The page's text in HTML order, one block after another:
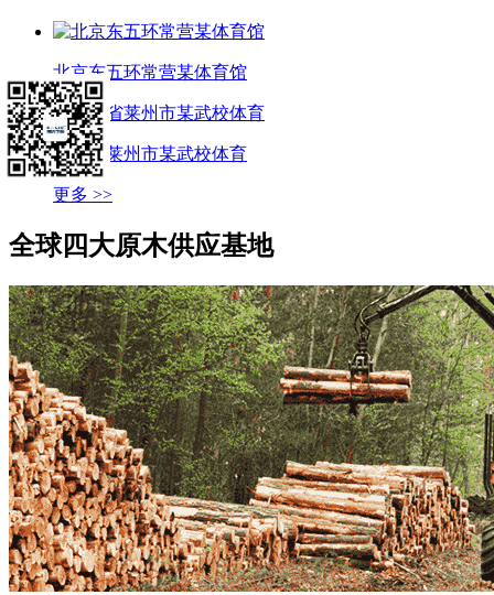
北京东五环常营某体育馆
山东省莱州市某武校体育
更多 >>
全球四大原木供应基地